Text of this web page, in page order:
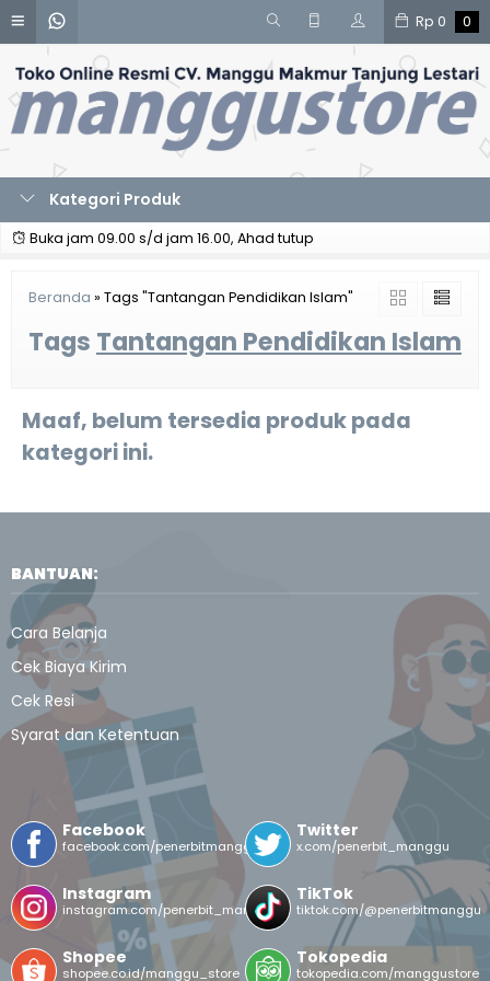
Rp 0 0
Kategori Produk
Buka jam 09.00 s/d jam 16.00, Ahad tutup
Beranda » Tags "Tantangan Pendidikan Islam"
Tags Tantangan Pendidikan Islam
Maaf, belum tersedia produk pada
kategori ini.
BANTUAN:
Cara Belanja
Cek Biaya Kirim
Cek Resi
Syarat dan Ketentuan
Facebook
facebook.com/penerbitmanggu
Twitter
x.com/penerbit_manggu
Instagram
instagram.com/penerbit_manggu/
TikTok
tiktok.com/@penerbitmanggu
Shopee
shopee.co.id/manggu_store
Tokopedia
tokopedia.com/manggustore